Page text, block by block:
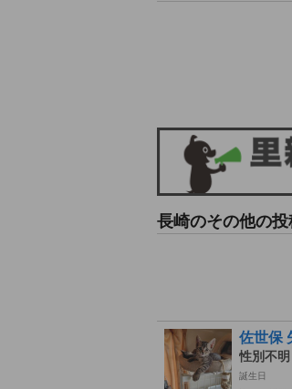
長崎のその他の
佐世保
性別不
誕生日